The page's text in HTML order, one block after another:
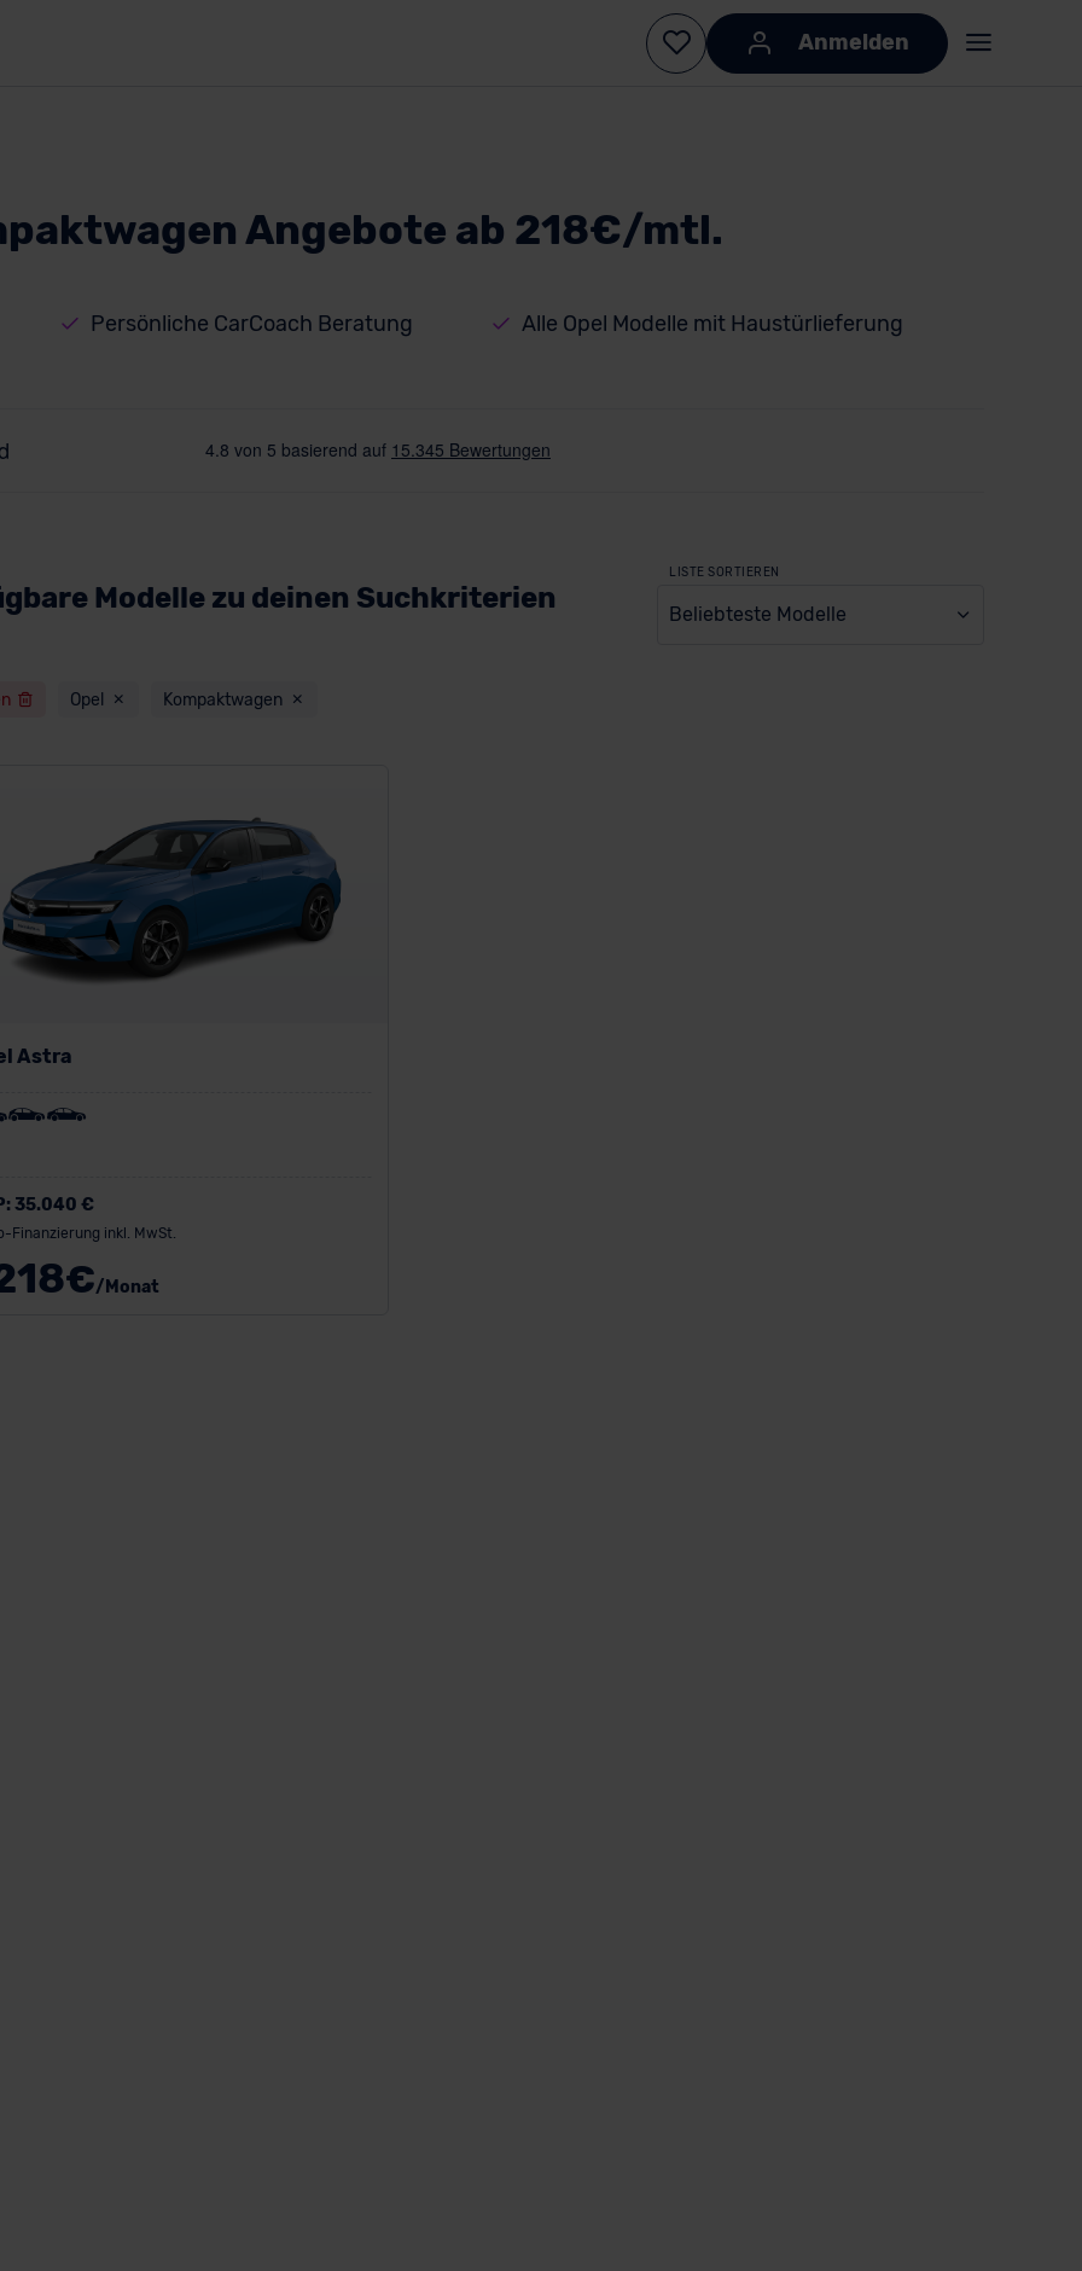
Anmelden
Angebote ab 218€/mtl.
Persönliche CarCoach Beratung Alle Opel Modelle mit Haustürlieferung
Modelle zu deinen Suchkriterien
LISTE SORTIEREN
Beliebteste Modelle
Opel Kompaktwagen
Astra
35.040 €
Finanzierung inkl. MwSt.
€/Monat